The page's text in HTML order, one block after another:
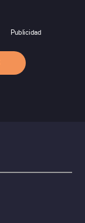
Publicidad